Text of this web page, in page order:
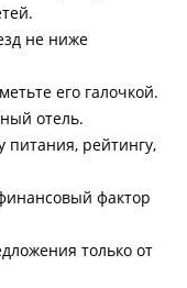
не ниже
его галочкой.
отель.
рейтингу,
фактор
только от